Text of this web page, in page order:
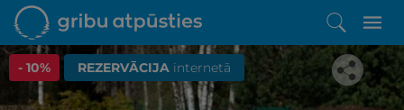
- 10% REZERVĀCIJA internetā